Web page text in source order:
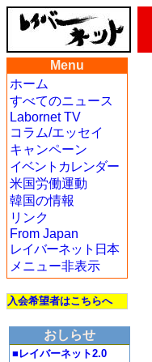
Menu
ホーム
すべてのニュース
Labornet TV
コラム/エッセイ
キャンペーン
イベントカレンダー
米国労働運動
韓国の情報
リンク
From Japan
レイバーネット日本
メニュー非表示
入会希望者はこちらへ
おしらせ
■レイバーネット2.0